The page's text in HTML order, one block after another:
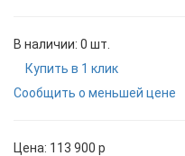
В наличии: 0 шт.
Купить в 1 клик
Сообщить о меньшей цене
Цена: 113 900 p